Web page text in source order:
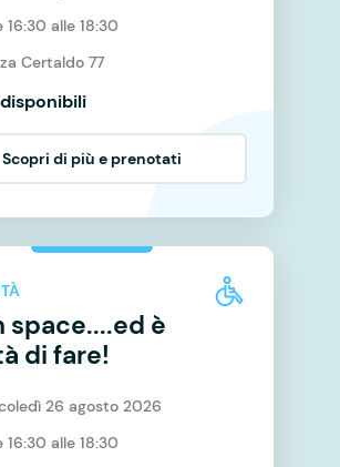
16:30 alle 18:30
Certaldo 77
Scopri di più e prenotati
space....ed è
di fare!
26 agosto 2026
16:30 alle 18:30